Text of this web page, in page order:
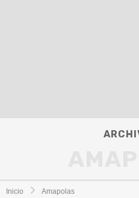
Inicio Amapolas